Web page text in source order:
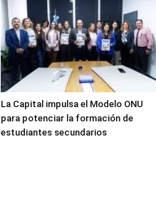
La Capital impulsa el Modelo ONU
para potenciar la formación de
estudiantes secundarios